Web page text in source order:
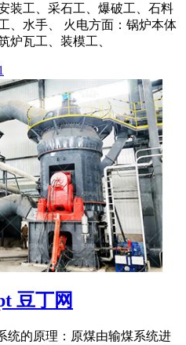
装工、采石工、爆破工、石料
、水手、 火电方面：锅炉本体
炉瓦工、装模工、
豆丁网
统的原理：原煤由输煤系统进